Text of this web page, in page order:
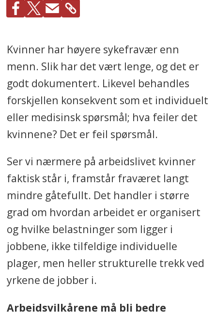
Kvinner har høyere sykefravær enn
menn. Slik har det vært lenge, og det er
godt dokumentert. Likevel behandles
forskjellen konsekvent som et individuelt
eller medisinsk spørsmål; hva feiler det
kvinnene? Det er feil spørsmål.
Ser vi nærmere på arbeidslivet kvinner
faktisk står i, framstår fraværet langt
mindre gåtefullt. Det handler i større
grad om hvordan arbeidet er organisert
og hvilke belastninger som ligger i
jobbene, ikke tilfeldige individuelle
plager, men heller strukturelle trekk ved
yrkene de jobber i.
Arbeidsvilkårene må bli bedre